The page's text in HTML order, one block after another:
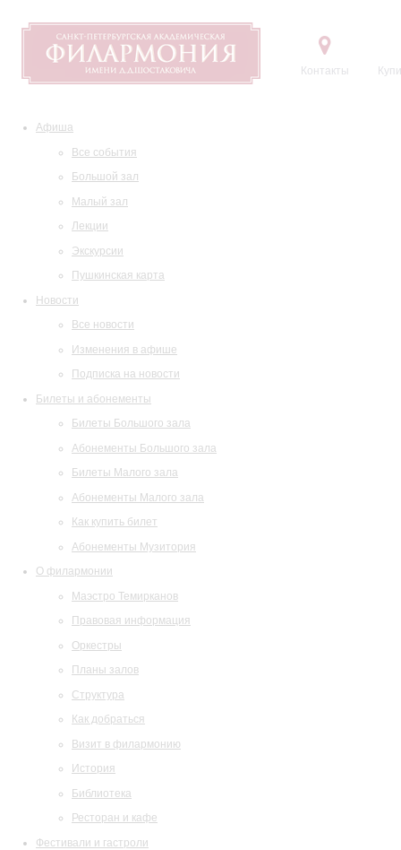
Контакты
Афиша
Все события
Большой зал
Малый зал
Лекции
Экскурсии
Пушкинская карта
Новости
Все новости
Изменения в афише
Подписка на новости
Билеты и абонементы
Билеты Большого зала
Абонементы Большого зала
Билеты Малого зала
Абонементы Малого зала
Как купить билет
Абонементы Музитория
О филармонии
Маэстро Темирканов
Правовая информация
Оркестры
Планы залов
Структура
Как добраться
Визит в филармонию
История
Библиотека
Ресторан и кафе
Фестивали и гастроли